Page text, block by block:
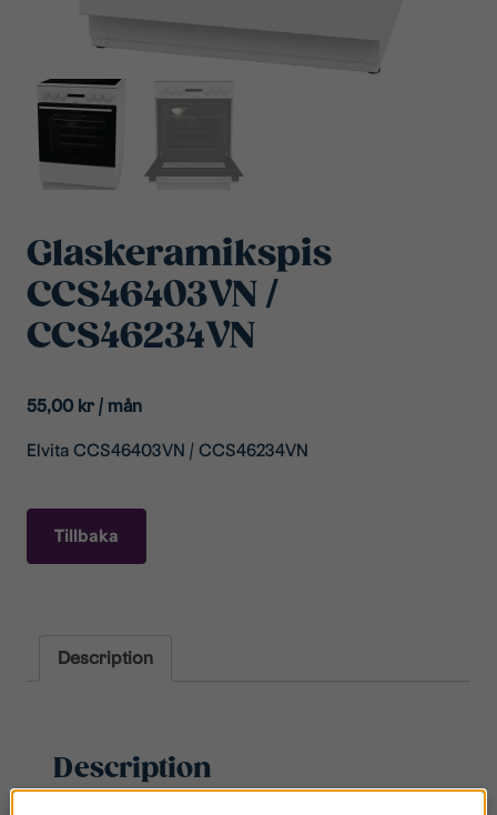
Glaskeramikspis
CCS46403VN /
CCS46234VN
55,00 kr / mån
Elvita CCS46403VN / CCS46234VN
Tillbaka
Description
Description